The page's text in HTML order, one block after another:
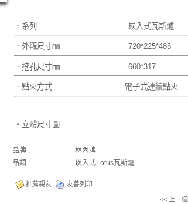
．系列 崁入式瓦斯爐
．外觀尺寸㎜ 720*225*485
．挖孔尺寸㎜ 660*317
．點火方式 電子式連續點火
‧ 立體尺寸圖
品牌 : 林內牌
品類 :
崁入式Lotus瓦斯爐
推薦親友 友善列印
<< 上一個